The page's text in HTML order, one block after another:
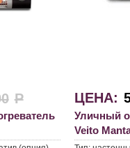
Р ЦЕНА:
Уличный
Veito